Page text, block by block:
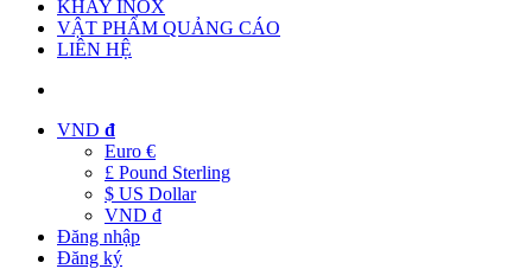
KHAY INOX
VẬT PHẨM QUẢNG CÁO
LIÊN HỆ
VND đ
Euro €
£ Pound Sterling
$ US Dollar
VND đ
Đăng nhập
Đăng ký